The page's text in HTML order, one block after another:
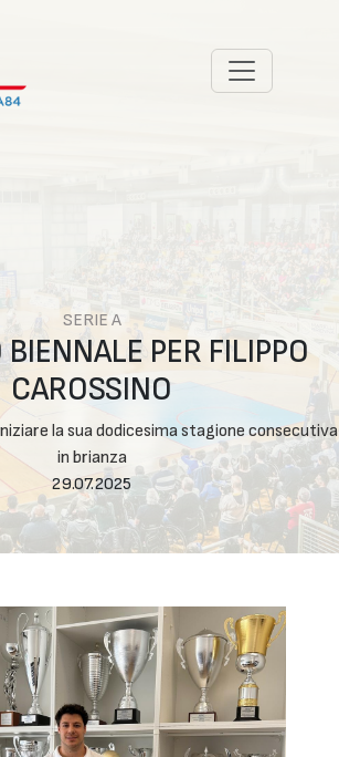
SERIE A
PER FILIPPO
CAROSSINO
la sua dodicesima stagione consecutiva
in brianza
29.07.2025